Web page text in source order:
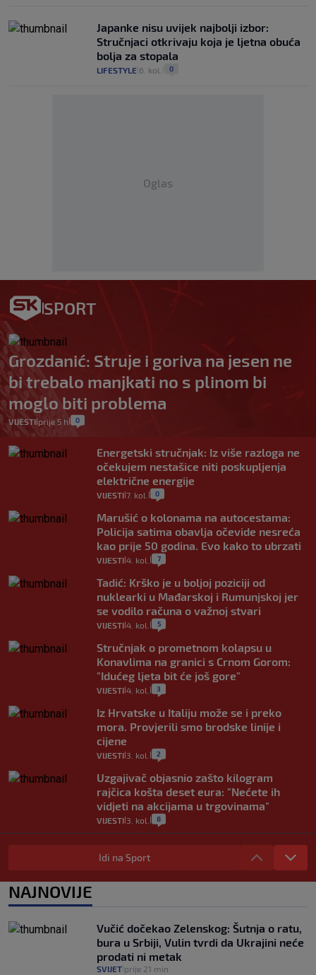
Japanke nisu uvijek najbolji izbor:
Stručnjaci otkrivaju koja je ljetna obuća
bolja za stopala
LIFESTYLE 6. kol. 0
Oglas
SPORT
Grozdanić: Struje i goriva na jesen ne
bi trebalo manjkati no s plinom bi
moglo biti problema
VIJESTI| prije 5 h 0
Energetski stručnjak: Iz više razloga ne
očekujem nestašice niti poskupljenja
električne energije
VIJESTI 7. kol. 0
Marušić o kolonama na autocestama:
Policija satima obavlja očevide nesreća
kao prije 50 godina. Evo kako to ubrzati
VIJESTI 4. kol. 7
Tadić: Krško je u boljoj poziciji od
nuklearki u Mađarskoj i Rumunjskoj jer
se vodilo računa o važnoj stvari
VIJESTI 4. kol. 5
Stručnjak o prometnom kolapsu u
Konavlima na granici s Crnom Gorom:
"Idućeg ljeta bit će još gore"
VIJESTI 4. kol. 3
Iz Hrvatske u Italiju može se i preko
mora. Provjerili smo brodske linije i
cijene
VIJESTI 3. kol. 2
Uzgajivač objasnio zašto kilogram
rajčica košta deset eura: "Nećete ih
vidjeti na akcijama u trgovinama"
VIJESTI 3. kol. 8
Selidba je jedno od stresnijih iskustava.
Evo aktualnih cijena i nekoliko savjeta
0
automobilom na Hvar iz Zagreba, a
koliko iz Osijeka
14
Idi na Sport
NAJNOVIJE
Vučić dočekao Zelenskog: Šutnja o ratu,
bura u Srbiji, Vulin tvrdi da Ukrajini neće
prodati ni metak
SVIJET prije 21 min